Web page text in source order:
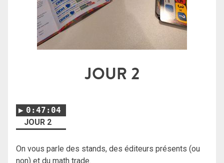
JOUR 2
0:47:04
JOUR 2
On vous parle des stands, des éditeurs présents (ou
non) et du math trade.